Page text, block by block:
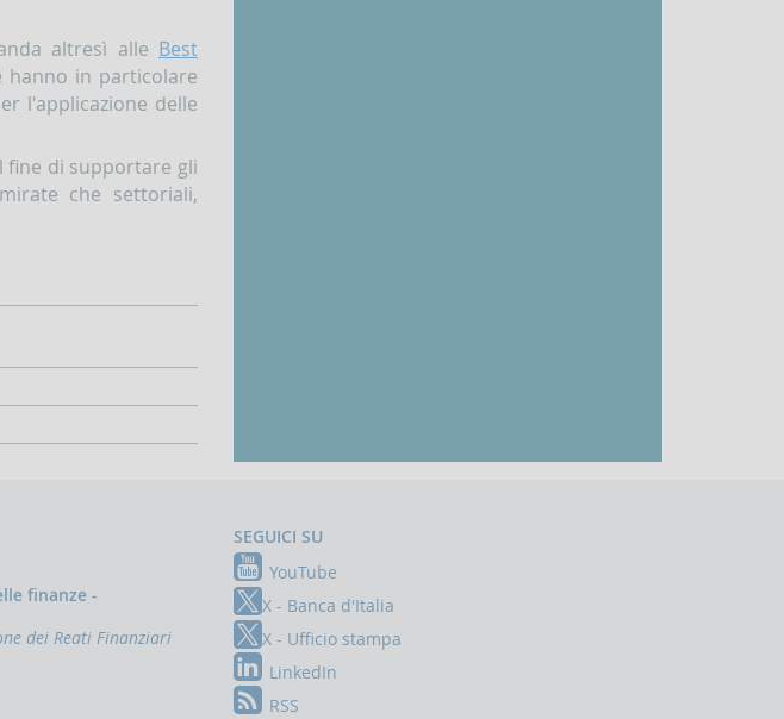
altresì alle Best
hanno in particolare
l'applicazione delle
di supportare gli
che settoriali,
finanze -
dei Reati Finanziari
SEGUICI SU
YouTube
X - Banca d'Italia
X - Ufficio stampa
LinkedIn
RSS